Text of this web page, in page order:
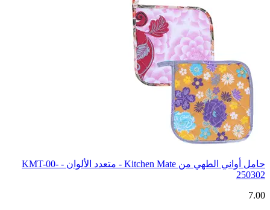
حامل أواني الطهي من Kitchen Mate - متعدد الألوان - KMT-00-
250302
7.00